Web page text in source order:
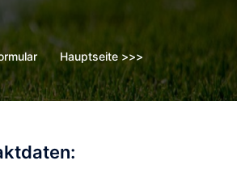
Hauptseite >>>